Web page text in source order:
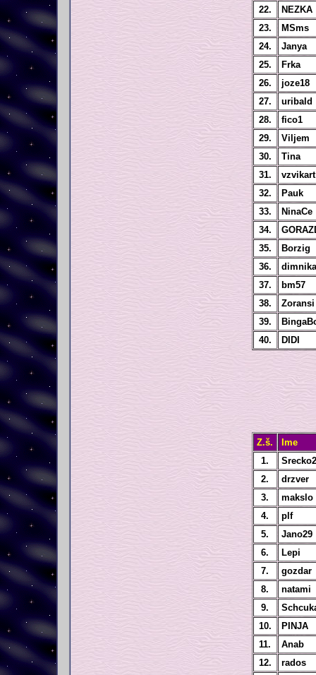
22.
NEZKA
23.
MSms
24.
Janya
25.
Frka
26.
joze18
27.
uribald
28.
fico1
29.
Viljem
30.
Tina
31.
vzvikart
32.
Pauk
33.
NinaCe
34.
35.
Borzig
36.
37.
bm57
38.
Zoransi
39.
40.
DIDI
Z.š.
Ime
1.
Srecko2
2.
drzver
3.
makslo
4.
plf
5.
Jano29
6.
Lepi
7.
gozdar
8.
natami
9.
10.
PINJA
11.
Anab
12.
rados